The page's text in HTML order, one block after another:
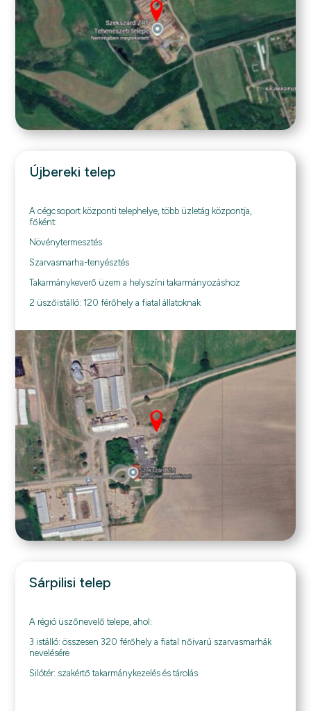
Újbereki telep
A cégcsoport központi telephelye, több üzletág központja,
főként:
Növénytermesztés
Szarvasmarha-tenyésztés
Takarmánykeverő üzem a helyszíni takarmányozáshoz
2 üszőistálló: 120 férőhely a fiatal állatoknak
Sárpilisi telep
A régió üszőnevelő telepe, ahol:
3 istálló: összesen 320 férőhely a fiatal nőivarú szarvasmarhák
nevelésére
Silótér: szakértő takarmánykezelés és tárolás